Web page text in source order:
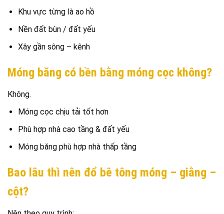
Khu vực từng là ao hồ
Nền đất bùn / đất yếu
Xây gần sông – kênh
Móng băng có bền bằng móng cọc không?
Không.
Móng cọc chịu tải tốt hơn
Phù hợp nhà cao tầng & đất yếu
Móng băng phù hợp nhà thấp tầng
Bao lâu thì nên đổ bê tông móng – giằng –
cột?